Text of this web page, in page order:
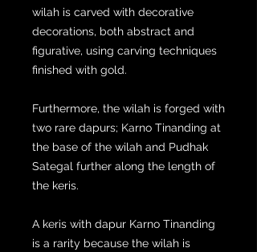
wilah is carved with decorative
decorations, both abstract and
figurative, using carving techniques
finished with gold.
Furthermore, the wilah is forged with
two rare dapurs; Karno Tinanding at
the base of the wilah and Pudhak
Sategal further along the length of
the keris.
A keris with dapur Karno Tinanding
is a rarity because the wilah is